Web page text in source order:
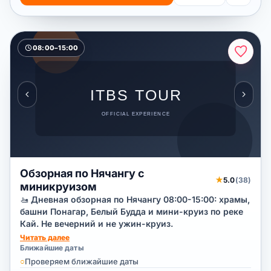
08:00–15:00
Обзорная по Нячангу с
миникруизом
★5.0(38)
🚤 Дневная обзорная по Нячангу 08:00-15:00: храмы,
башни Понагар, Белый Будда и мини-круиз по реке
Кай. Не вечерний и не ужин-круиз.
Читать далее
Ближайшие даты
○Проверяем ближайшие даты